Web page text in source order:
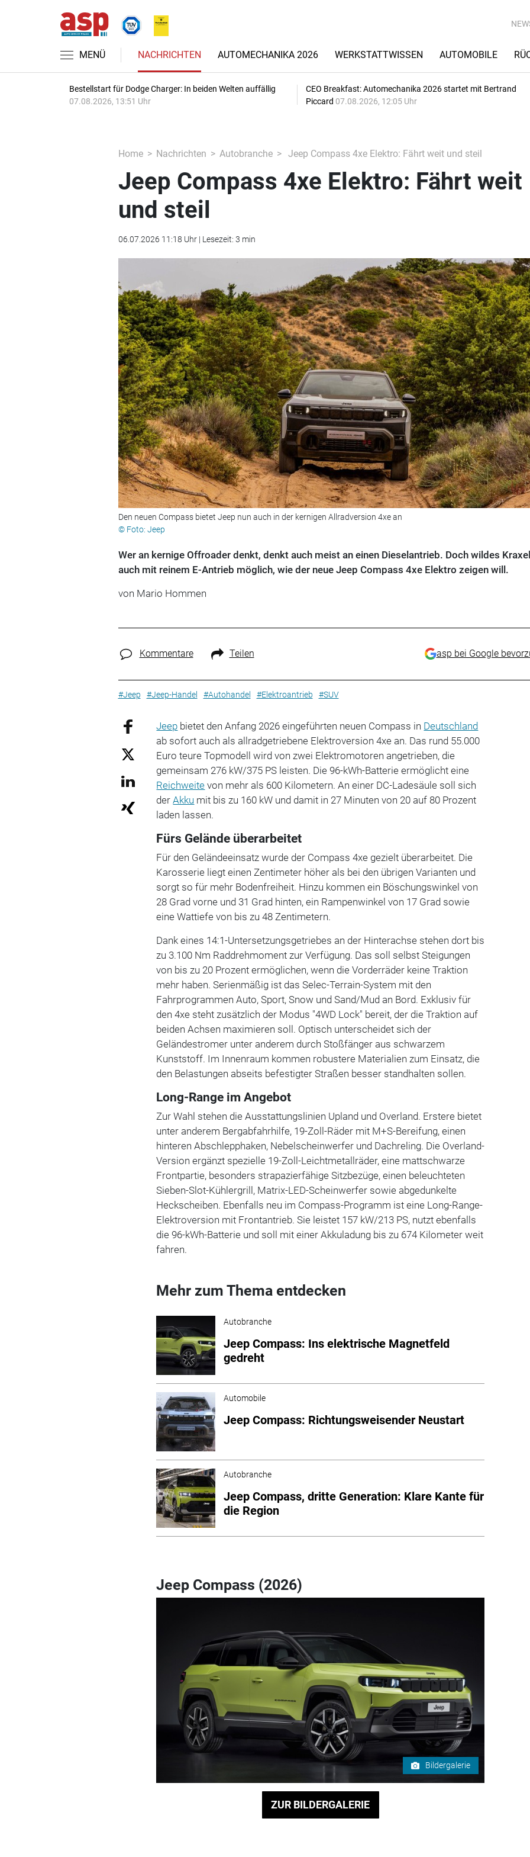
MENÜ NACHRICHTEN AUTOMECHANIKA 2026 WERKSTATTWISSEN AUTOMOBILE
Bestellstart für Dodge Charger: In beiden Welten auffällig
07.08.2026, 13:51 Uhr
CEO Breakfast: Automechanika 2026 startet mit Bertrand
Piccard 07.08.2026, 12:05 Uhr
Home Nachrichten Autobranche Jeep Compass 4xe Elektro: Fährt weit und steil
Jeep Compass 4xe Elektro: Fährt weit
und steil
06.07.2026 11:18 Uhr | Lesezeit: 3 min
Den neuen Compass bietet Jeep nun auch in der kernigen Allradversion 4xe an
© Foto: Jeep
Wer an kernige Offroader denkt, denkt auch meist an einen Dieselantrieb. Doch wildes
auch mit reinem E-Antrieb möglich, wie der neue Jeep Compass 4xe Elektro zeigen will.
von Mario Hommen
Kommentare Teilen asp bei Google
#Jeep #Jeep-Handel #Autohandel #Elektroantrieb #SUV
Jeep bietet den Anfang 2026 eingeführten neuen Compass in Deutschland
ab sofort auch als allradgetriebene Elektroversion 4xe an. Das rund 55.000
Euro teure Topmodell wird von zwei Elektromotoren angetrieben, die
gemeinsam 276 kW/375 PS leisten. Die 96-kWh-Batterie ermöglicht eine
Reichweite von mehr als 600 Kilometern. An einer DC-Ladesäule soll sich
derAkku mit bis zu 160 kW und damit in 27 Minuten von 20 auf 80 Prozent
laden lassen.
Fürs Gelände überarbeitet
Für den Geländeeinsatz wurde der Compass 4xe gezielt überarbeitet. Die
Karosserie liegt einen Zentimeter höher als bei den übrigen Varianten und
sorgt so für mehr Bodenfreiheit. Hinzu kommen ein Böschungswinkel von
28 Grad vorne und 31 Grad hinten, ein Rampenwinkel von 17 Grad sowie
eine Wattiefe von bis zu 48 Zentimetern.
Dank eines 14:1-Untersetzungsgetriebes an der Hinterachse stehen dort bis
zu 3.100 Nm Raddrehmoment zur Verfügung. Das soll selbst Steigungen
von bis zu 20 Prozent ermöglichen, wenn die Vorderräder keine Traktion
mehr haben. Serienmäßig ist das Selec-Terrain-System mit den
Fahrprogrammen Auto, Sport, Snow und Sand/Mud an Bord. Exklusiv für
den 4xe steht zusätzlich der Modus "4WD Lock" bereit, der die Traktion auf
beiden Achsen maximieren soll. Optisch unterscheidet sich der
Geländestromer unter anderem durch Stoßfänger aus schwarzem
Kunststoff. Im Innenraum kommen robustere Materialien zum Einsatz, die
den Belastungen abseits befestigter Straßen besser standhalten sollen.
Long-Range im Angebot
Zur Wahl stehen die Ausstattungslinien Upland und Overland. Erstere bietet
unter anderem Bergabfahrhilfe, 19-Zoll-Räder mit M+S-Bereifung, einen
hinteren Abschlepphaken, Nebelscheinwerfer und Dachreling. Die Overland-
Version ergänzt spezielle 19-Zoll-Leichtmetallräder, eine mattschwarze
Frontpartie, besonders strapazierfähige Sitzbezüge, einen beleuchteten
Sieben-Slot-Kühlergrill, Matrix-LED-Scheinwerfer sowie abgedunkelte
Heckscheiben. Ebenfalls neu im Compass-Programm ist eine Long-Range-
Elektroversion mit Frontantrieb. Sie leistet 157 kW/213 PS, nutzt ebenfalls
die 96-kWh-Batterie und soll mit einer Akkuladung bis zu 674 Kilometer weit
fahren.
Mehr zum Thema entdecken
Autobranche
Jeep Compass: Ins elektrische Magnetfeld
gedreht
Automobile
Jeep Compass: Richtungsweisender Neustart
Autobranche
Jeep Compass, dritte Generation: Klare Kante für
die Region
Jeep Compass (2026)
Bildergalerie
ZUR BILDERGALERIE